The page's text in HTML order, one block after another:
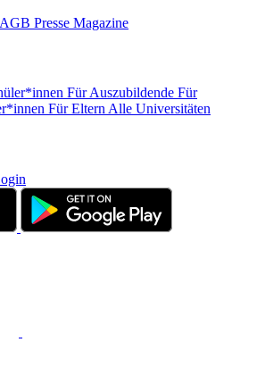
AGB Presse Magazine
Für Auszubildende Für
Für Eltern Alle Universitäten